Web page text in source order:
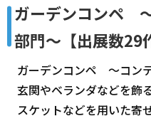
ガーデンコンペ
部門～【出展数29
ガーデンコンペ ～コン
玄関やベランダなどを飾
スケットなどを用いた寄